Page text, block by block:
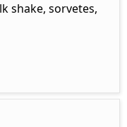
shake, sorvetes,